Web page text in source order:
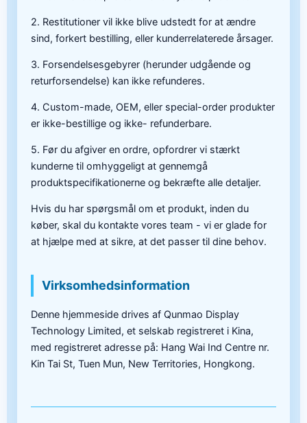
2. Restitutioner vil ikke blive udstedt for at ændre
sind, forkert bestilling, eller kunderrelaterede årsager.
3. Forsendelsesgebyrer (herunder udgående og
returforsendelse) kan ikke refunderes.
4. Custom-made, OEM, eller special-order produkter
er ikke-bestillige og ikke- refunderbare.
5. Før du afgiver en ordre, opfordrer vi stærkt
kunderne til omhyggeligt at gennemgå
produktspecifikationerne og bekræfte alle detaljer.
Hvis du har spørgsmål om et produkt, inden du
køber, skal du kontakte vores team - vi er glade for
at hjælpe med at sikre, at det passer til dine behov.
Virksomhedsinformation
Denne hjemmeside drives af Qunmao Display
Technology Limited, et selskab registreret i Kina,
med registreret adresse på: Hang Wai Ind Centre nr.
Kin Tai St, Tuen Mun, New Territories, Hongkong.